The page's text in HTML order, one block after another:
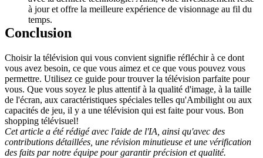
à jour et offre la meilleure expérience de visionnage au fil du
temps.
Conclusion
Choisir la télévision qui vous convient signifie réfléchir à ce dont
vous avez besoin, ce que vous aimez et ce que vous pouvez vous
permettre. Utilisez ce guide pour trouver la télévision parfaite pour
vous. Que vous soyez le plus attentif à la qualité d'image, à la taille
de l'écran, aux caractéristiques spéciales telles qu'Ambilight ou aux
capacités de jeu, il y a une télévision qui est faite pour vous. Bon
shopping télévisuel!
Cet article a été rédigé avec l'aide de l'IA, ainsi qu'avec des
contributions détaillées, une révision minutieuse et une vérification
des faits par notre équipe pour garantir précision et qualité.